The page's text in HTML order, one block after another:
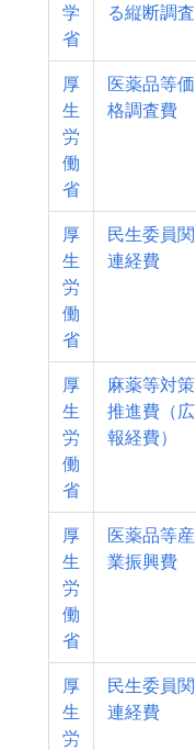
学
省
る縦断調査
厚
生
労
働
省
医薬品等価
格調査費
厚
生
労
働
省
民生委員関
連経費
厚
生
労
働
省
麻薬等対策
推進費（広
報経費）
厚
生
労
働
省
医薬品等産
業振興費
厚
生
労
民生委員関
連経費